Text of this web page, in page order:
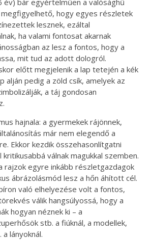
év) bár egyértelműen a valósághű
hogy egyes részletek
lesznek, ezáltal
ha valami fontosat akarnak
az lesz a fontos, hogy a
mit tud az adott dologról.
előtt megjelenik a lap tetején a kék
alján pedig a zöld csík, amelyek az
a táj gondosan
hajnala: a gyermekek rájönnek,
már nem elegendő a
Ekkor kezdik összehasonlítgatni
válnak magukkal szemben.
rajzok egyre inkább részletgazdagok
ábrázolásmód lesz a hőn áhított cél.
való elhelyezése volt a fontos,
válik hangsúlyossá, hogy a
hogyan néznek ki – a
stb. a fiúknál, a modellek,
lányoknál.